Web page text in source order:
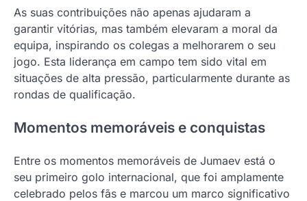
As suas contribuições não apenas ajudaram a
garantir vitórias, mas também elevaram a moral da
equipa, inspirando os colegas a melhorarem o seu
jogo. Esta liderança em campo tem sido vital em
situações de alta pressão, particularmente durante as
rondas de qualificação.
Momentos memoráveis e conquistas
Entre os momentos memoráveis de Jumaev está o
seu primeiro golo internacional, que foi amplamente
celebrado pelos fãs e marcou um marco significativo